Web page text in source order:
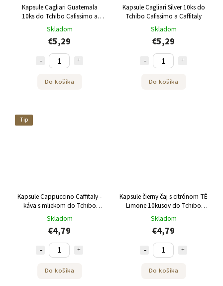
Kapsule Cagliari Guatemala
10ks do Tchibo Cafissimo a
Caffitaly
Skladom
€5,29
Do košíka
Kapsule Cagliari Silver 10ks do
Tchibo Cafissimo a Caffitaly
Skladom
€5,29
Do košíka
Tip
Kapsule Cappuccino Caffitaly -
káva s mliekom do Tchibo
Cafissimo a Caffitaly 10ks
Skladom
€4,79
Do košíka
Kapsule čierny čaj s citrónom TÉ
Limone 10kusov do Tchibo
Cafissimo
Skladom
€4,79
Do košíka